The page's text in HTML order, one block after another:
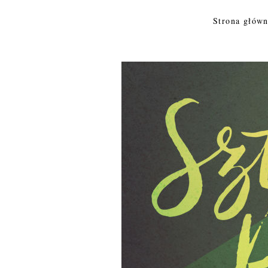
Strona